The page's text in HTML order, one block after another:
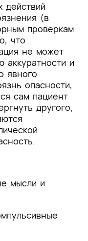
действий
(в
проверкам
что
не может
аккуратности и
явного
опасности,
сам пациент
другого,
мысли и